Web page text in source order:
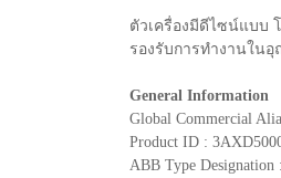
ตัวเครื่องมีดีไซน์แบบ
รองรับการทำงานในอุ
General Information
Global Commercial
Product ID :
ABB Type